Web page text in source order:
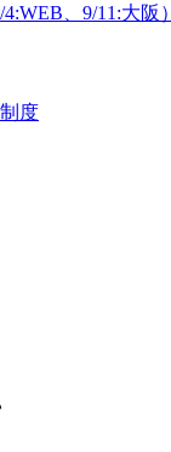
、9/11:大阪）